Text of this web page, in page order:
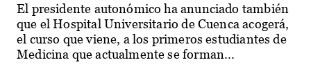
El presidente autonómico ha anunciado también
que el Hospital Universitario de Cuenca acogerá,
el curso que viene, a los primeros estudiantes de
Medicina que actualmente se forman...